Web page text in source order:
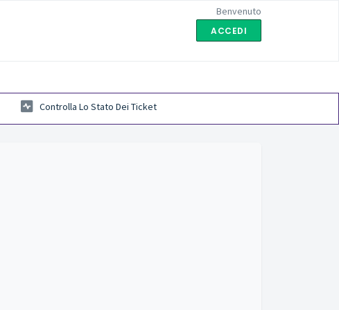
Benvenuto
ACCEDI
Controlla Lo Stato Dei Ticket